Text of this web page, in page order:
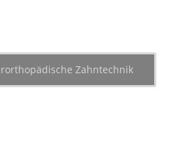
Zahntechnik